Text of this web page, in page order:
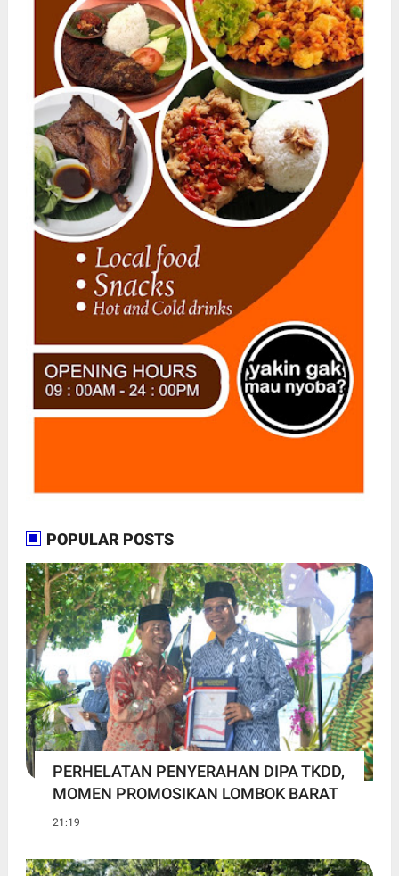
POPULAR POSTS
PERHELATAN PENYERAHAN DIPA TKDD,
MOMEN PROMOSIKAN LOMBOK BARAT
21:19